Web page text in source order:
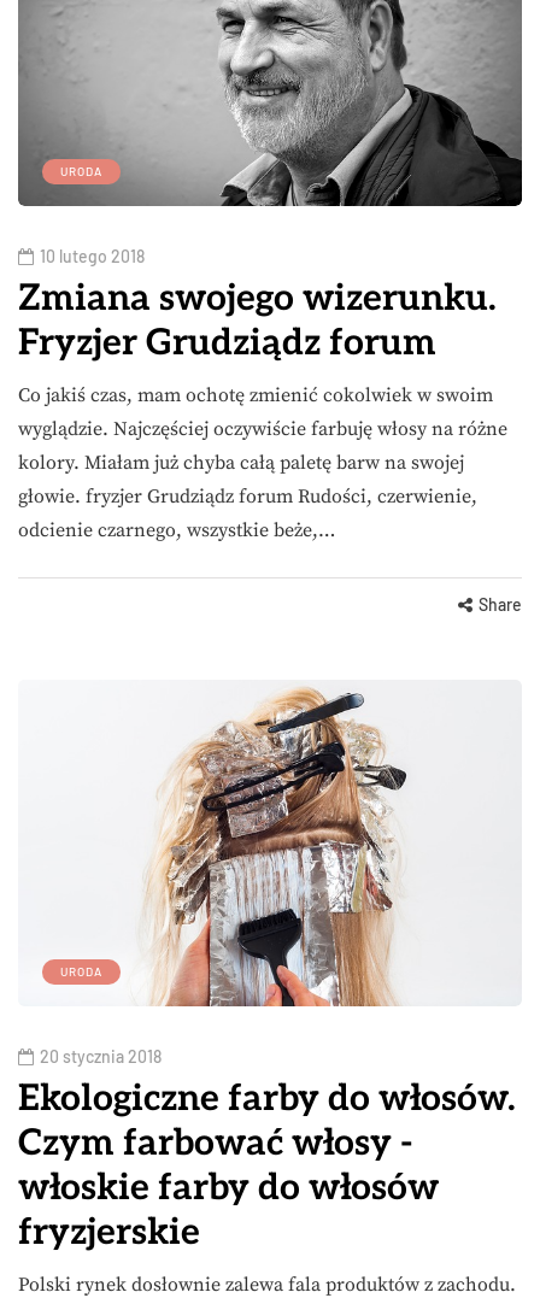
URODA
10 lutego 2018
Zmiana swojego wizerunku.
Fryzjer Grudziądz forum
Co jakiś czas, mam ochotę zmienić cokolwiek w swoim
wyglądzie. Najczęściej oczywiście farbuję włosy na różne
kolory. Miałam już chyba całą paletę barw na swojej
głowie. fryzjer Grudziądz forum Rudości, czerwienie,
odcienie czarnego, wszystkie beże,…
Share
URODA
20 stycznia 2018
Ekologiczne farby do włosów.
Czym farbować włosy -
włoskie farby do włosów
fryzjerskie
Polski rynek dosłownie zalewa fala produktów z zachodu.